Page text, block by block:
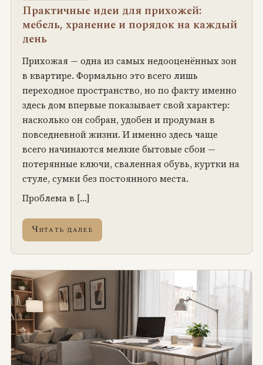
Практичные идеи для прихожей:
мебель, хранение и порядок на каждый
день
Прихожая — одна из самых недооценённых зон
в квартире. Формально это всего лишь
переходное пространство, но по факту именно
здесь дом впервые показывает свой характер:
насколько он собран, удобен и продуман в
повседневной жизни. И именно здесь чаще
всего начинаются мелкие бытовые сбои —
потерянные ключи, сваленная обувь, куртки на
стуле, сумки без постоянного места.
Проблема в […]
Читать далее